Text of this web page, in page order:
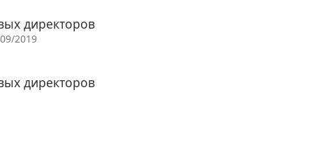
директоров
2019
директоров